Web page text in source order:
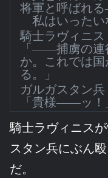
将軍と呼ばれ
私はいったい
騎士ラヴィニス
「――捕虜の連
か。これでは
る。」
ガルガスタン兵
「貴様――ッ！
騎士ラヴィニス
スタン兵にぶん
だ。